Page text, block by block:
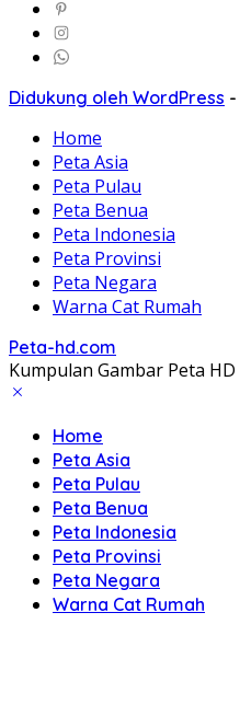
Didukung oleh WordPress -
Home
Peta Asia
Peta Pulau
Peta Benua
Peta Indonesia
Peta Provinsi
Peta Negara
Warna Cat Rumah
Peta-hd.com
Kumpulan Gambar Peta HD
Home
Peta Asia
Peta Pulau
Peta Benua
Peta Indonesia
Peta Provinsi
Peta Negara
Warna Cat Rumah